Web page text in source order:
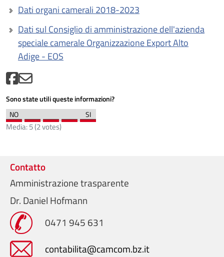
Dati organi camerali 2018-2023
Dati sul Consiglio di amministrazione dell'azienda
speciale camerale Organizzazione Export Alto
Adige - EOS
Sono state utili queste informazioni?
Media:5(2votes)
Contatto
Amministrazione trasparente
Dr. Daniel Hofmann
0471 945 631
contabilita@camcom.bz.it